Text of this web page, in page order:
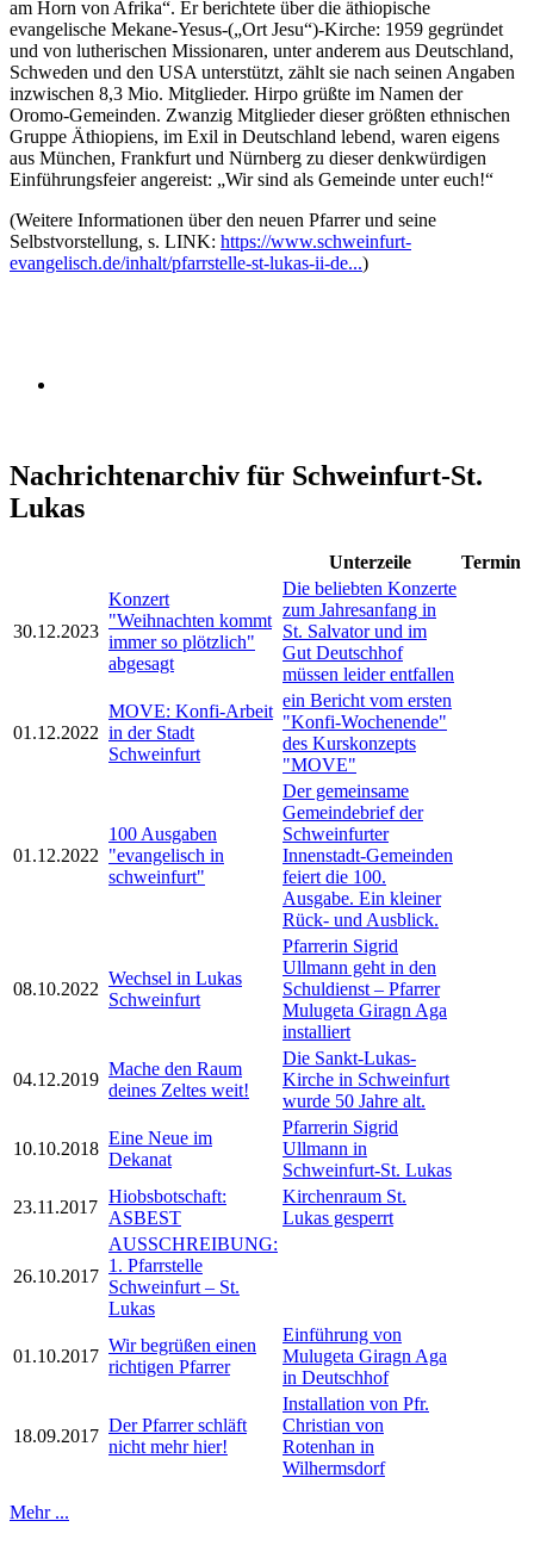
am Horn von Afrika“. Er berichtete über die äthiopische
evangelische Mekane-Yesus-(„Ort Jesu“)-Kirche: 1959 gegründet
und von lutherischen Missionaren, unter anderem aus Deutschland,
Schweden und den USA unterstützt, zählt sie nach seinen Angaben
inzwischen 8,3 Mio. Mitglieder. Hirpo grüßte im Namen der
Oromo-Gemeinden. Zwanzig Mitglieder dieser größten ethnischen
Gruppe Äthiopiens, im Exil in Deutschland lebend, waren eigens
aus München, Frankfurt und Nürnberg zu dieser denkwürdigen
Einführungsfeier angereist: „Wir sind als Gemeinde unter euch!“
(Weitere Informationen über den neuen Pfarrer und seine
Selbstvorstellung, s. LINK: https://www.schweinfurt-
evangelisch.de/inhalt/pfarrstelle-st-lukas-ii-de...)
Nachrichtenarchiv für Schweinfurt-St.
Lukas
Unterzeile Termin
30.12.2023
Konzert
"Weihnachten kommt
immer so plötzlich"
abgesagt
Die beliebten Konzerte
zum Jahresanfang in
St. Salvator und im
Gut Deutschhof
müssen leider entfallen
01.12.2022
MOVE: Konfi-Arbeit
in der Stadt
Schweinfurt
ein Bericht vom ersten
"Konfi-Wochenende"
des Kurskonzepts
"MOVE"
01.12.2022
100 Ausgaben
"evangelisch in
schweinfurt"
Der gemeinsame
Gemeindebrief der
Schweinfurter
Innenstadt-Gemeinden
feiert die 100.
Ausgabe. Ein kleiner
Rück- und Ausblick.
08.10.2022
Wechsel in Lukas
Schweinfurt
Pfarrerin Sigrid
Ullmann geht in den
Schuldienst – Pfarrer
Mulugeta Giragn Aga
installiert
04.12.2019
Mache den Raum
deines Zeltes weit!
Die Sankt-Lukas-
Kirche in Schweinfurt
wurde 50 Jahre alt.
10.10.2018
Eine Neue im
Dekanat
Pfarrerin Sigrid
Ullmann in
Schweinfurt-St. Lukas
23.11.2017
Hiobsbotschaft:
ASBEST
Kirchenraum St.
Lukas gesperrt
26.10.2017
AUSSCHREIBUNG:
1. Pfarrstelle
Schweinfurt­ – St.
Lukas
01.10.2017
Wir begrüßen einen
richtigen Pfarrer
Einführung von
Mulugeta Giragn Aga
in Deutschhof
18.09.2017
Der Pfarrer schläft
nicht mehr hier!
Installation von Pfr.
Christian von
Rotenhan in
Wilhermsdorf
Mehr ...